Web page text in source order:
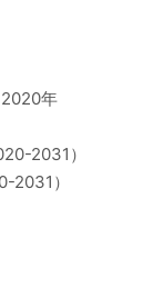
年
2031）
2031）